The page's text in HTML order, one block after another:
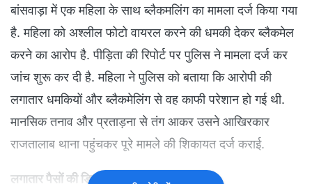
बांसवाड़ा में एक महिला के साथ ब्लैकमलिंग का मामला दर्ज किया गया
है. महिला को अश्लील फोटो वायरल करने की धमकी देकर ब्लैकमेल
करने का आरोप है. पीड़िता की रिपोर्ट पर पुलिस ने मामला दर्ज कर
जांच शुरू कर दी है. महिला ने पुलिस को बताया कि आरोपी की
लगातार धमकियों और ब्लैकमेलिंग से वह काफी परेशान हो गई थी.
मानसिक तनाव और प्रताड़ना से तंग आकर उसने आखिरकार
राजतालाब थाना पहुंचकर पूरे मामले की शिकायत दर्ज कराई.
लगातार पैसों की डिमांड से महिला परेशान